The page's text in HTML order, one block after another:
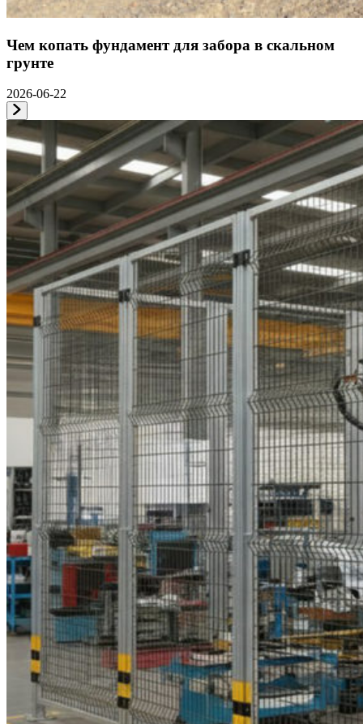
Чем копать фундамент для забора в скальном
грунте
2026-06-22